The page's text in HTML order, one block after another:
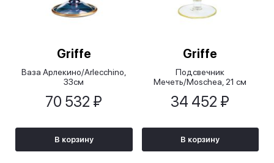
Griffe
Ваза Арлекино/Arlecchino,
33см
70 532 ₽
В корзину
Griffe
Подсвечник
Мечеть/Moschea, 21 см
34 452 ₽
В корзину